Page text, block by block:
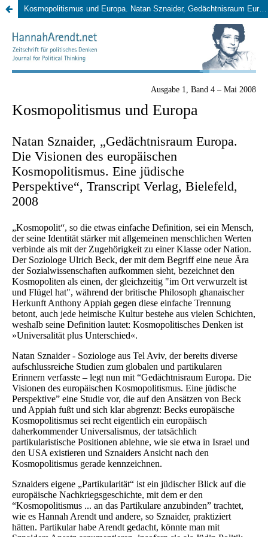
Kosmopolitismus und Europa. Natan Sznaider, Gedächtnisraum Europa. Die Visionen des europäischen Kosmopolitismus. Eine jüdische Perspektive